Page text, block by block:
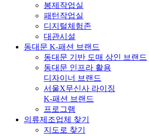
봉제작업실
패턴작업실
디지털체험존
대관시설
동대문 K-패션 브랜드
동대문 기반 도매 상인 브랜드
동대문 인프라 활용
디자이너 브랜드
서울X무신사 라이징
K-패션 브랜드
프로그램
의류제조업체 찾기
지도로 찾기